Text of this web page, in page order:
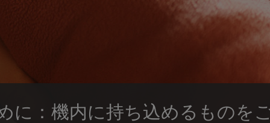
に：機内に持ち込めるものを